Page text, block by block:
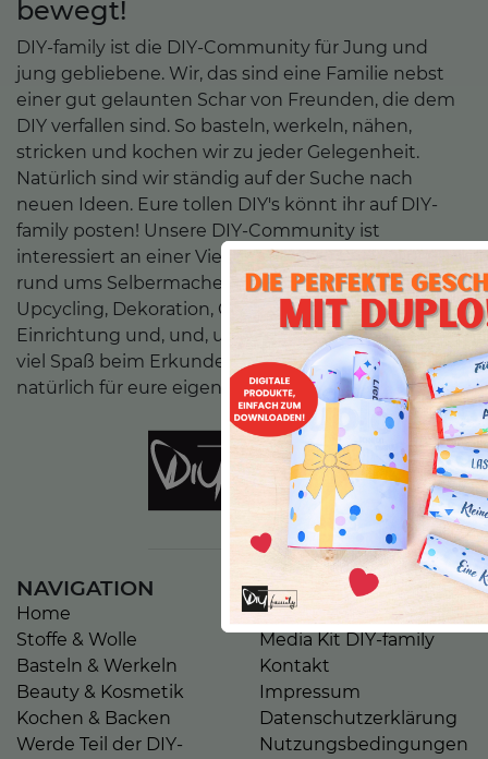
bewegt!
DIY-family ist die DIY-Community für Jung und
jung gebliebene. Wir, das sind eine Familie nebst
einer gut gelaunten Schar von Freunden, die dem
DIY verfallen sind. So basteln, werkeln, nähen,
stricken und kochen wir zu jeder Gelegenheit.
Natürlich sind wir ständig auf der Suche nach
neuen Ideen. Eure tollen DIY's könnt ihr auf DIY-
family posten! Unsere DIY-Community ist
interessiert an einer Vielzahl verschiedener Themen
rund ums Selbermachen wie z.B. Stricken, Nähen,
Upcycling, Dekoration, Geschenke, Rezepte,
Einrichtung und, und, und ... Wir wünschen euch
viel Spaß beim Erkunden unserer Fundstücke und
natürlich für eure eigenen DIY-Projekte.
NAVIGATION
Home
Stoffe & Wolle
Basteln & Werkeln
Beauty & Kosmetik
Kochen & Backen
Werde Teil der DIY-
UNTERNEHMEN
Über uns
Media Kit DIY-family
Kontakt
Impressum
Datenschutzerklärung
Nutzungsbedingungen